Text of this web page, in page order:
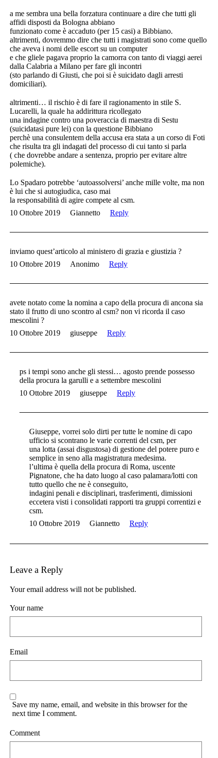
a me sembra una bella forzatura continuare a dire che tutti gli
affidi disposti da Bologna abbiano
funzionato come è accaduto (per 15 casi) a Bibbiano.
altrimenti, dovremmo dire che tutti i magistrati sono come quello
che aveva i nomi delle escort su un computer
e che gliele pagava proprio la camorra con tanto di viaggi aerei
dalla Calabria a Milano per fare gli incontri
(sto parlando di Giusti, che poi si è suicidato dagli arresti
domiciliari).
altrimenti… il rischio è di fare il ragionamento in stile S.
Lucarelli, la quale ha addirittura ricollegato
una indagine contro una poveraccia di maestra di Sestu
(suicidatasi pure lei) con la questione Bibbiano
perchè una consulentem della accusa era stata a un corso di Foti
che risulta tra gli indagati del processo di cui tanto si parla
( che dovrebbe andare a sentenza, proprio per evitare altre
polemiche).
Lo Spadaro potrebbe ‘autoassolversi’ anche mille volte, ma non
è lui che si autogiudica, caso mai
la responsabilità di agire compete al csm.
10 Ottobre 2019
Giannetto Reply
inviamo quest’articolo al ministero di grazia e giustizia ?
10 Ottobre 2019
Anonimo Reply
avete notato come la nomina a capo della procura di ancona sia
stato il frutto di uno scontro al csm? non vi ricorda il caso
mescolini ?
10 Ottobre 2019
giuseppe Reply
ps i tempi sono anche gli stessi… agosto prende possesso
della procura la garulli e a settembre mescolini
10 Ottobre 2019
giuseppe Reply
Giuseppe, vorrei solo dirti per tutte le nomine di capo
ufficio si scontrano le varie correnti del csm, per
una lotta (assai disgustosa) di gestione del potere puro e
semplice in seno alla magistratura medesima.
l’ultima è quella della procura di Roma, uscente
Pignatone, che ha dato luogo al caso palamara/lotti con
tutto quello che ne è conseguito,
indagini penali e disciplinari, trasferimenti, dimissioni
eccetera visti i consolidati rapporti tra gruppi correntizi e
csm.
10 Ottobre 2019
Giannetto Reply
Leave a Reply
Your email address will not be published.
Your name
Email
Save my name, email, and website in this browser for the
next time I comment.
Comment